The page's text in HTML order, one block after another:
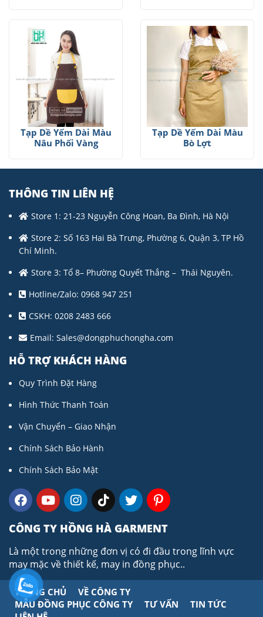
Tạp Dề Yếm Dài Màu
Nâu Phối Vàng
Tạp Dề Yếm Dài Màu
Bò Lợt
THÔNG TIN LIÊN HỆ
Store 1: 21-23 Nguyễn Công Hoan, Ba Đình, Hà Nội
Store 2: Số 163 Hai Bà Trưng, Phường 6, Quận 3, TP Hồ
Chí Minh.
Store 3: Tổ 8– Phường Quyết Thắng – Thái Nguyên.
Hotline/Zalo: 0968 947 251
CSKH: 0208 2483 666
Email: Sales@dongphuchongha.com
HỖ TRỢ KHÁCH HÀNG
Quy Trình Đặt Hàng
Hình Thức Thanh Toán
Vận Chuyển – Giao Nhận
Chính Sách Bảo Hành
Chính Sách Bảo Mật
CÔNG TY HỒNG HÀ GARMENT
Là một trong những đơn vị có đi đầu trong lĩnh vực
may mặc về thiết kế, may in đồng phục..
TRANG CHỦ
VỀ CÔNG TY
MẪU ĐỒNG PHỤC CÔNG TY
TƯ VẤN
TIN TỨC